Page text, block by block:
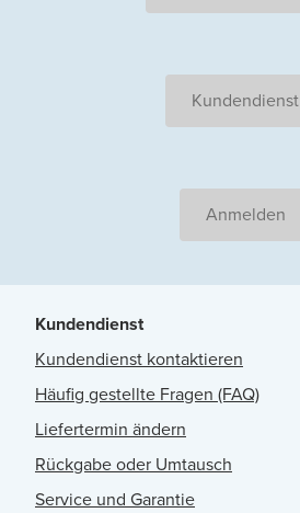
Kundendienst
Anmelden
Kundendienst
Kundendienst kontaktieren
Häufig gestellte Fragen (FAQ)
Liefertermin ändern
Rückgabe oder Umtausch
Service und Garantie